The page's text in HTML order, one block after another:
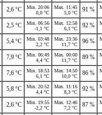
2,6 °C
Min. 20:06
0,0 °C
Max. 11:45
5,0 °C
91 %
2,5 °C
Min. 06:56
-1,1 °C
Max. 12:58
6,1 °C
92 %
5,4 °C
Min. 03:48
2,2 °C
Max. 23:36
11,7 °C
96 %
7,9 °C
Min. 06:49
4,4 °C
Max. 00:00
11,7 °C
89 %
7,6 °C
Min. 18:53
6,1 °C
Max. 14:50
10,0 °C
86 %
5,8 °C
Min. 20:52
4,4 °C
Max. 11:16
8,3 °C
92 %
2,6 °C
Min. 19:55
-2,2 °C
Max. 12:46
7,2 °C
87 %